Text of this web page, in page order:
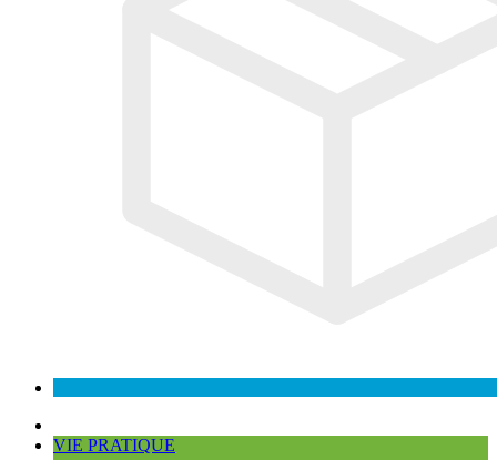
VIE PRATIQUE